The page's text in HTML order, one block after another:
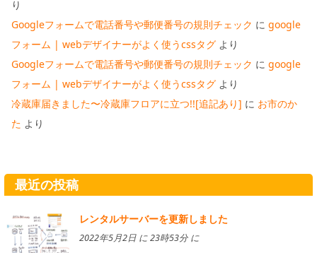
り
Googleフォームで電話番号や郵便番号の規則チェック に google
フォーム | webデザイナーがよく使うcssタグ より
Googleフォームで電話番号や郵便番号の規則チェック に google
フォーム | webデザイナーがよく使うcssタグ より
冷蔵庫届きました〜冷蔵庫フロアに立つ!![追記あり] に お市のか
た より
最近の投稿
レンタルサーバーを更新しました
2022年5月2日 に 23時53分 に